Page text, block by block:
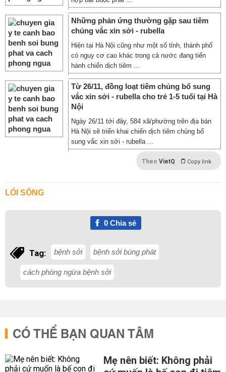
Những phản ứng thường gặp sau tiêm
chủng vắc xin sởi - rubella
Hiện tại Hà Nội cũng như một số tỉnh, thành phố
có nguy cơ cao khác trong cả nước đang tiến
hành chiến dịch tiêm ...
Từ 26/11, đồng loạt tiêm chủng bổ sung
vắc xin sởi - rubella cho trẻ 1-5 tuổi tại Hà
Nội
Ngày 26/11 tới đây, 584 xã/phường trên địa bàn
Hà Nội sẽ triển khai chiến dịch tiêm chủng bổ
sung vắc xin sởi - rubella ...
Theo VietQ Copy link
LỐI SỐNG
0Chia sẻ
Tag: bệnh sởi bệnh sởi bùng phát
cách phòng ngừa bệnh sởi
CÓ THỂ BẠN QUAN TÂM
Mẹ nên biết: Không phải